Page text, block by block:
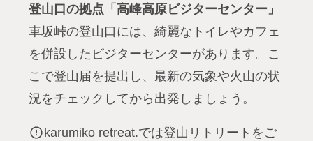
登山口の拠点「高峰高原ビジターセンター」
車坂峠の登山口には、綺麗なトイレやカフェ
を併設したビジターセンターがあります。こ
こで登山届を提出し、最新の気象や火山の状
況をチェックしてから出発しましょう。
karumiko retreat.では登山リトリートをご